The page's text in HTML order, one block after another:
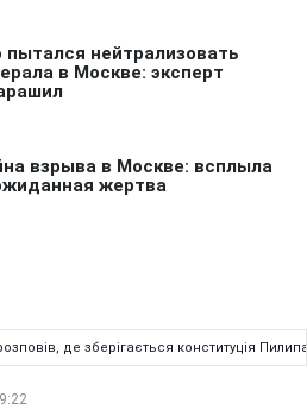
де зберігається конституція